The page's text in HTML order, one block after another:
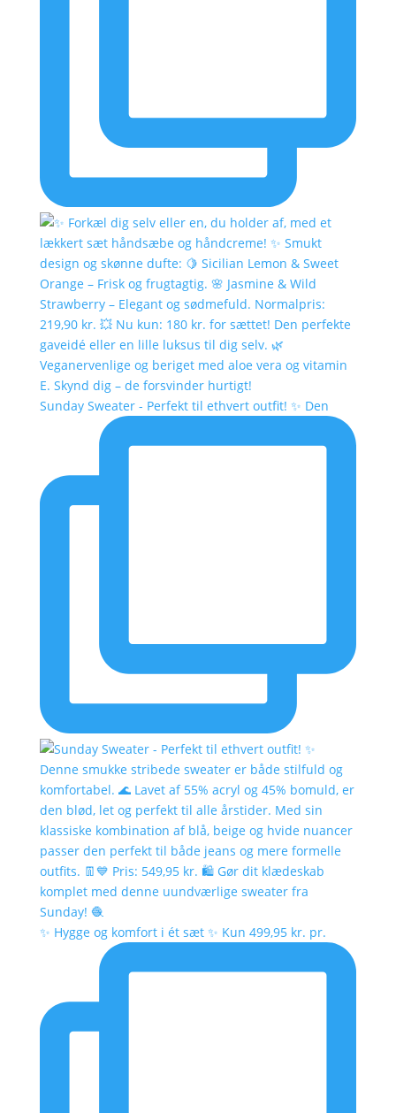
Sunday Sweater - Perfekt til ethvert outfit! ✨ Den
✨ Hygge og komfort i ét sæt ✨ Kun 499,95 kr. pr.